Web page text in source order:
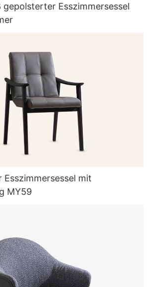
gepolsterter Esszimmersessel
Esszimmersessel mit
MY59